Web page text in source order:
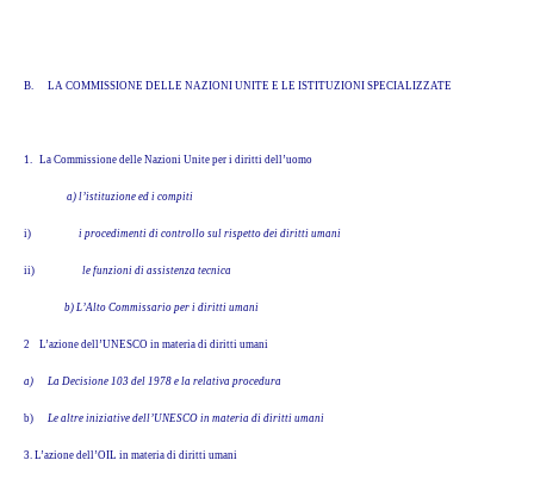
B. LA COMMISSIONE DELLE NAZIONI UNITE E LE ISTITUZIONI SPECIALIZZATE
1. La Commissione delle Nazioni Unite per i diritti dell’uomo
a) l’istituzione ed i compiti
i) i procedimenti di controllo sul rispetto dei diritti umani
ii) le funzioni di assistenza tecnica
b) L’Alto Commissario per i diritti umani
2 L’azione dell’UNESCO in materia di diritti umani
a) La Decisione 103 del 1978 e la relativa procedura
b) Le altre iniziative dell’UNESCO in materia di diritti umani
3. L’azione dell’OIL in materia di diritti umani